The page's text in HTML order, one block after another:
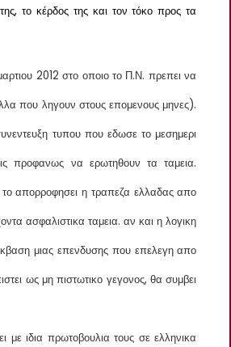
το κέρδος της και τον τόκο προς τα
2012 στο οποιο το Π.Ν. πρεπει να
που ληγουν στους επομενους μηνες).
τυπου που εδωσε το μεσημερι
προφανως να ερωτηθουν τα ταμεια.
απορροφησει η τραπεζα ελλαδας απο
ασφαλιστικα ταμεια. αν και η λογικη
μιας επενδυσης που επελεγη απο
ως μη πιστωτικο γεγονος, θα συμβει
ιδια πρωτοβουλια τους σε ελληνικα